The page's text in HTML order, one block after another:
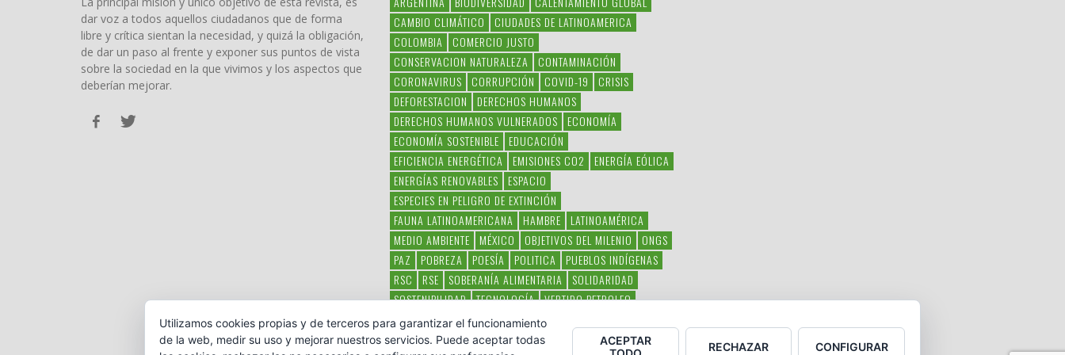
dar voz a todos aquellos ciudadanos que de forma
libre y crítica sientan la necesidad, y quizá la obligación,
de dar un paso al frente y exponer sus puntos de vista
sobre la sociedad en la que vivimos y los aspectos que
deberían mejorar.
CAMBIO CLIMÁTICO
CIUDADES DE LATINOAMERICA
COLOMBIA
COMERCIO JUSTO
CONSERVACION NATURALEZA
CONTAMINACIÓN
CORONAVIRUS
CORRUPCIÓN COVID-19
CRISIS
DEFORESTACION
DERECHOS HUMANOS
DERECHOS HUMANOS VULNERADOS
ECONOMÍA
ECONOMÍA SOSTENIBLE
EDUCACIÓN
EFICIENCIA ENERGÉTICA
EMISIONES CO2
ENERGÍA EÓLICA
ENERGÍAS RENOVABLES
ESPACIO
ESPECIES EN PELIGRO DE EXTINCIÓN
FAUNA LATINOAMERICANA
HAMBRE
LATINOAMÉRICA
MEDIO AMBIENTE
MÉXICO OBJETIVOS DEL MILENIO
ONGS
PAZ
POBREZA POESÍA POLITICA
PUEBLOS INDÍGENAS
RSC
RSE SOBERANÍA ALIMENTARIA
SOLIDARIDAD
SOSTENIBILIDAD TECNOLOGÍA VERTIDO PETROLEO
VIOLENCIA DE GÉNERO.
Utilizamos cookies propias y de terceros para garantizar el funcionamiento
de la web, medir su uso y mejorar nuestros servicios. Puede aceptar todas
ACEPTAR
RECHAZAR CONFIGURAR